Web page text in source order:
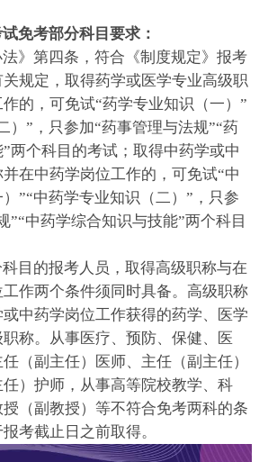
免考部分科目要求：
》第四条，符合《制度规定》报考
规定，取得药学或医学专业高级职
的，可免试“药学专业知识（一）”
）”，只参加“药事管理与法规”“药
两个科目的考试；取得中药学或中
在中药学岗位工作的，可免试“中
”“中药学专业知识（二）”，只参
”“中药学综合知识与技能”两个科目
目的报考人员，取得高级职称与在
作两个条件须同时具备。高级职称
中药学岗位工作获得的药学、医学
称。从事医疗、预防、保健、医
（副主任）医师、主任（副主任）
）护师，从事高等院校教学、科
（副教授）等不符合免考两科的条
考截止日之前取得。